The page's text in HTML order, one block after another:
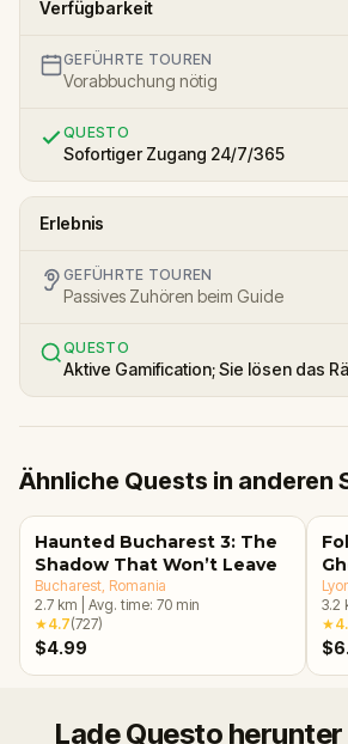
Verfügbarkeit
GEFÜHRTE TOUREN
Vorabbuchung nötig
QUESTO
Sofortiger Zugang 24/7/365
Erlebnis
GEFÜHRTE TOUREN
Passives Zuhören beim Guide
QUESTO
Aktive Gamification; Sie lösen das
Ähnliche Quests in anderen
Haunted Bucharest 3: The
Shadow That Won’t Leave
Bucharest , Romania
2.7 km Avg. time: 70 min
★4.7(727)
$4.99
3.2
★
Lade Questo